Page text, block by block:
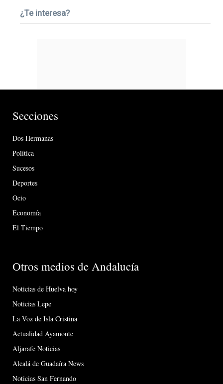
¿Te interesa?
Secciones
Dos Hermanas
Política
Sucesos
Deportes
Ocio
Economía
El Tiempo
Otros medios de Andalucía
Noticias de Huelva hoy
Noticias Lepe
La Voz de Isla Cristina
Actualidad Ayamonte
Aljarafe Noticias
Alcalá de Guadaíra News
Noticias San Fernando